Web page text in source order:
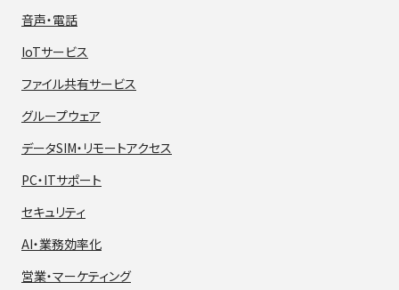
音声・電話
IoTサービス
ファイル共有サービス
グループウェア
データSIM・ リモートアクセス
PC・ITサポート
セキュリティ
AI・業務効率化
営業・マーケティング